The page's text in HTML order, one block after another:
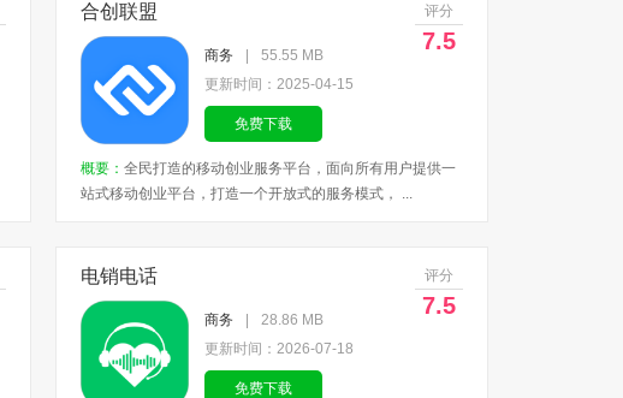
合创联盟 评分
7.5
商务
55.55 MB
更新时间：2025-04-15
免费下载
概要： 全民打造的移动创业服务平台，面向所有用户提供一
站式移动创业平台，打造一个开放式的服务模式， ...
电销电话 评分
7.5
商务
28.86 MB
更新时间：2026-07-18
免费下载